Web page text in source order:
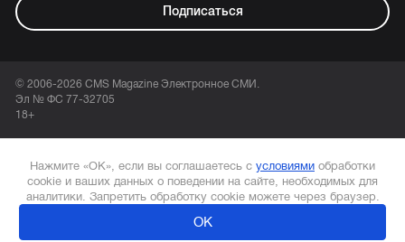
Подписаться
© 2006-2026 CMS Magazine Электронное СМИ.
Эл № ФС 77-32705
18+
Нажмите «ОК», если вы соглашаетесь с условиями обработки
cookie и ваших данных о поведении на сайте, необходимых для
аналитики. Запретить обработку cookie можете через браузер.
ОК